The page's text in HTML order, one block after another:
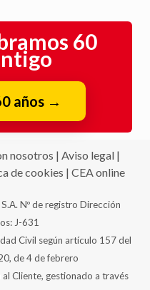
años→
nosotros|Aviso legal
Nº de registro Dirección
Civil según artículo 157 del
de 4 de febrero
Cliente, gestionado a través
con la Ley 10/2025, de 26